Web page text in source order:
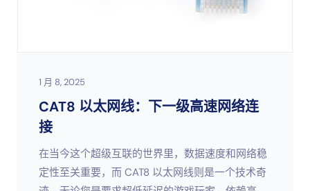
1 月 8, 2025
CAT8 以太网线：下一级高速网络连
接
在当今这个超级互联的世界里，数据速度和网络稳
定性至关重要，而 CAT8 以太网线则是一个技术奇